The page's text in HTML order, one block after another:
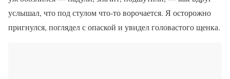
услышал, что под стулом что-то ворочается. Я осторожно
пригнулся, поглядел с опаской и увидел головастого щенка.